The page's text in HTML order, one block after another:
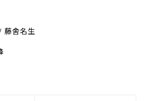
藤舍名生